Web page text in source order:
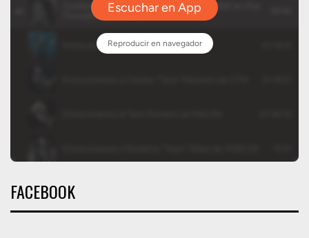
FACEBOOK